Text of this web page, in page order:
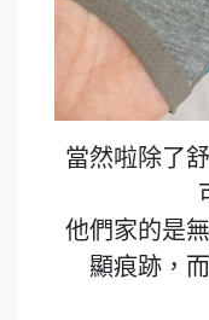
當然啦除了
他們家的是
顯痕跡，